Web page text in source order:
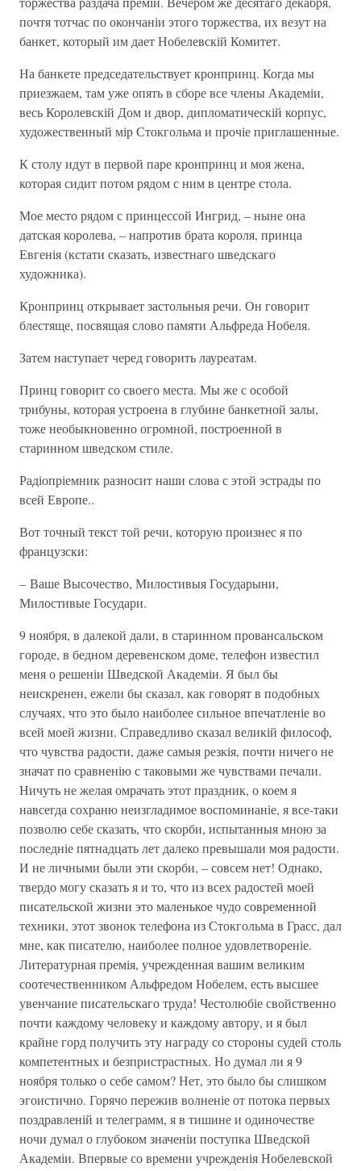
почтя тотчас по окончаніи этого торжества, их везут на
банкет, который им дает Нобелевскій Комитет.
На банкете председательствует кронпринц. Когда мы
приезжаем, там уже опять в сборе все члены Академіи,
весь Королевскій Дом и двор, дипломатическій корпус,
художественный мір Стокгольма и прочіе приглашенные.
К столу идут в первой паре кронпринц и моя жена,
которая сидит потом рядом с ним в центре стола.
Мое место рядом с принцессой Ингрид, – ныне она
датская королева, – напротив брата короля, принца
Евгенія (кстати сказать, известнаго шведскаго
художника).
Кронпринц открывает застольныя речи. Он говорит
блестяще, посвящая слово памяти Альфреда Нобеля.
Затем наступает черед говорить лауреатам.
Принц говорит со своего места. Мы же с особой
трибуны, которая устроена в глубине банкетной залы,
тоже необыкновенно огромной, построенной в
старинном шведском стиле.
Радіопріемник разносит наши слова с этой эстрады по
всей Европе..
Вот точный текст той речи, которую произнес я по
французски:
– Ваше Высочество, Милостивыя Государыни,
Милостивые Государи.
9 ноября, в далекой дали, в старинном провансальском
городе, в бедном деревенском доме, телефон известил
меня о решеніи Шведской Академіи. Я был бы
неискренен, ежели бы сказал, как говорят в подобных
случаях, что это было наиболее сильное впечатленіе во
всей моей жизни. Справедливо сказал великій философ,
что чувства радости, даже самыя резкія, почти ничего не
значат по сравненію с таковыми же чувствами печали.
Ничуть не желая омрачать этот праздник, о коем я
навсегда сохраню неизгладимое воспоминаніе, я все-таки
позволю себе сказать, что скорби, испытанныя мною за
последніе пятнадцать лет далеко превышали моя радости.
И не личными были эти скорби, – совсем нет! Однако,
твердо могу сказать я и то, что из всех радостей моей
писательской жизни это маленькое чудо современной
техники, этот звонок телефона из Стокгольма в Грасс, дал
мне, как писателю, наиболее полное удовлетвореніе.
Литературная премія, учрежденная вашим великим
соотечественником Альфредом Нобелем, есть высшее
увенчание писательскаго труда! Честолюбіе свойственно
почти каждому человеку и каждому автору, и я был
крайне горд получить эту награду со стороны судей столь
компетентных и безпристрастных. Но думал ли я 9
ноября только о себе самом? Нет, это было бы слишком
эгоистично. Горячо пережив волненіе от потока первых
поздравленій и телеграмм, я в тишине и одиночестве
ночи думал о глубоком значеніи поступка Шведской
Академіи. Впервые со времени учрежденія Нобелевской